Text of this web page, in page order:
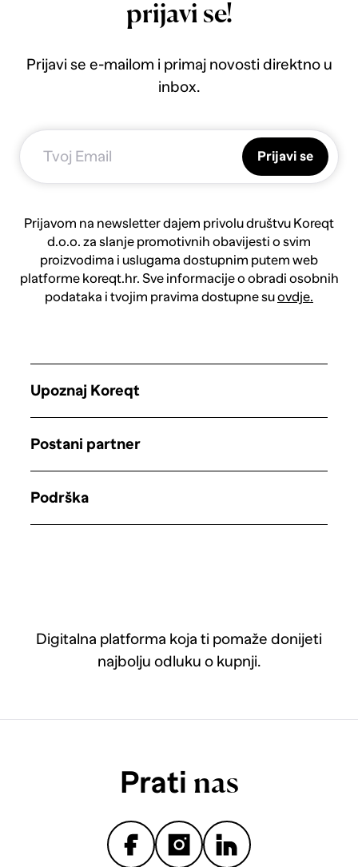
prijavi se!
Prijavi se e-mailom i primaj novosti direktno u
inbox.
Prijavi se
Prijavom na newsletter dajem privolu društvu Koreqt
d.o.o. za slanje promotivnih obavijesti o svim
proizvodima i uslugama dostupnim putem web
platforme koreqt.hr. Sve informacije o obradi osobnih
podataka i tvojim pravima dostupne suovdje.
Digitalna platforma koja ti pomaže donijeti
najbolju odluku o kupnji.
Upoznaj Koreqt
Postani partner
Podrška
Prati nas